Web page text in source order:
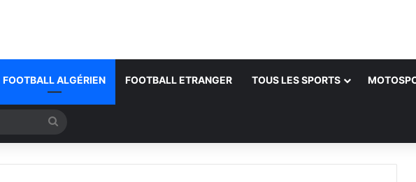
FOOTBALL ALGÉRIEN FOOTBALL ETRANGER TOUS LES SPORTS